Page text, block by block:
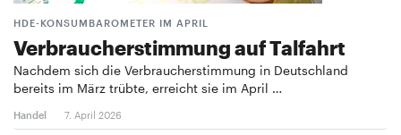
HDE-KONSUMBAROMETER IM APRIL
Verbraucherstimmung auf Talfahrt
Nachdem sich die Verbraucherstimmung in Deutschland
bereits im März trübte, erreicht sie im April …
Handel 7. April 2026